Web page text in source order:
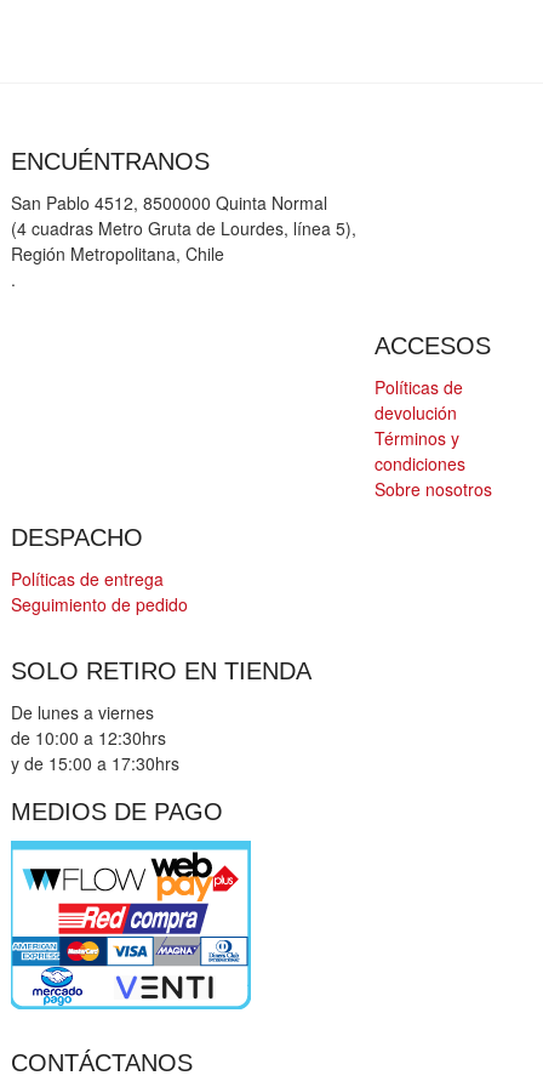
ENCUÉNTRANOS
San Pablo 4512, 8500000 Quinta Normal
(4 cuadras Metro Gruta de Lourdes, línea 5),
Región Metropolitana, Chile
.
ACCESOS
Políticas de
devolución
Términos y
condiciones
Sobre nosotros
DESPACHO
Políticas de entrega
Seguimiento de pedido
SOLO RETIRO EN TIENDA
De lunes a viernes
de 10:00 a 12:30hrs
y de 15:00 a 17:30hrs
MEDIOS DE PAGO
CONTÁCTANOS